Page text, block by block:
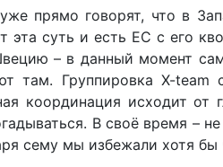
прямо говорят, что в
эта суть и есть ЕС с его
– в данный момент
там. Группировка X-team
координация исходит от
В своё время –
сему мы избежали хотя